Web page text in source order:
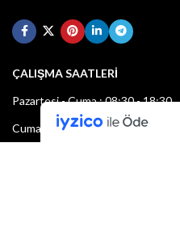
ÇALIŞMA SAATLERİ
Pazartesi - Cuma : 08:30 - 18:30
Cumartesi : 08:30 - 13:00